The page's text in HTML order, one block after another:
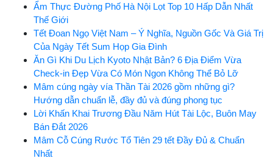
Ẩm Thực Đường Phố Hà Nội Lọt Top 10 Hấp Dẫn Nhất
Thế Giới
Tết Đoan Ngọ Việt Nam – Ý Nghĩa, Nguồn Gốc Và Giá Trị
Của Ngày Tết Sum Họp Gia Đình
Ăn Gì Khi Du Lịch Kyoto Nhật Bản? 6 Địa Điểm Vừa
Check-in Đẹp Vừa Có Món Ngon Không Thể Bỏ Lỡ
Mâm cúng ngày vía Thần Tài 2026 gồm những gì?
Hướng dẫn chuẩn lễ, đầy đủ và đúng phong tục
Lời Khấn Khai Trương Đầu Năm Hút Tài Lộc, Buôn May
Bán Đắt 2026
Mâm Cỗ Cúng Rước Tổ Tiên 29 tết Đầy Đủ & Chuẩn
Nhất